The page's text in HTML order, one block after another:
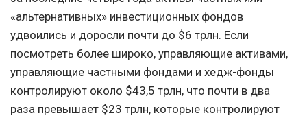
«альтернативных» инвестиционных фондов
удвоились и доросли почти до $6 трлн. Если
посмотреть более широко, управляющие активами,
управляющие частными фондами и хедж-фонды
контролируют около $43,5 трлн, что почти в два
раза превышает $23 трлн, которые контролируют